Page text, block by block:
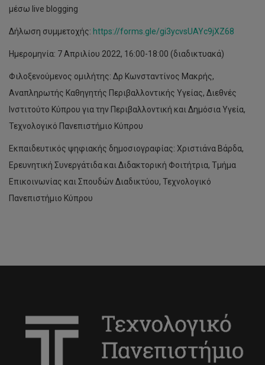
μέσω live blogging
Δήλωση συμμετοχής: https://forms.gle/gi3ycvsUAYc9jXZ68
Ημερομηνία: 7 Απριλίου 2022, 16:00-18:00 (διαδικτυακά)
Φιλοξενούμενος ομιλήτης: Δρ Κωνσταντίνος Μακρής,
Αναπληρωτής Καθηγητής Περιβαλλοντικής Υγείας, Διεθνές
Ινστιτούτο Κύπρου για την Περιβαλλοντική και Δημόσια Υγεία,
Τεχνολογικό Πανεπιστήμιο Κύπρου
Εκπαιδευτικός ψηφιακής δημοσιογραφίας: Χριστιάνα Βάρδα,
Ερευνητική Συνεργάτιδα και Διδακτορική Φοιτήτρια, Τμήμα
Επικοινωνίας και Σπουδών Διαδικτύου, Τεχνολογικό
Πανεπιστήμιο Κύπρου